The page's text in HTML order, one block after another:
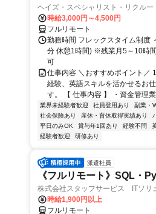
ヘイズ・スペシャリスト・リクル
時給3,000円～4,500円
フルリモート
勤務時間 フレックスタイム制度
分 休憩1時間) ※残業月5～10時
可
仕事内容 ＼おすすめポイント／
経験、英語スキルを活かせるお
す。 【 仕事内容 】 ・資金管理
業界未経験者歓迎 社員登用あり 副業・
社会保険あり
産休・育休取得実績あり
平日のみOK
賞与年1回あり 経験不問
経験者歓迎
研修あり
派遣社員
《フルリモート》SQL・
株式会社スタッフサービス ITソリ
時給1,900円以上
フルリモート